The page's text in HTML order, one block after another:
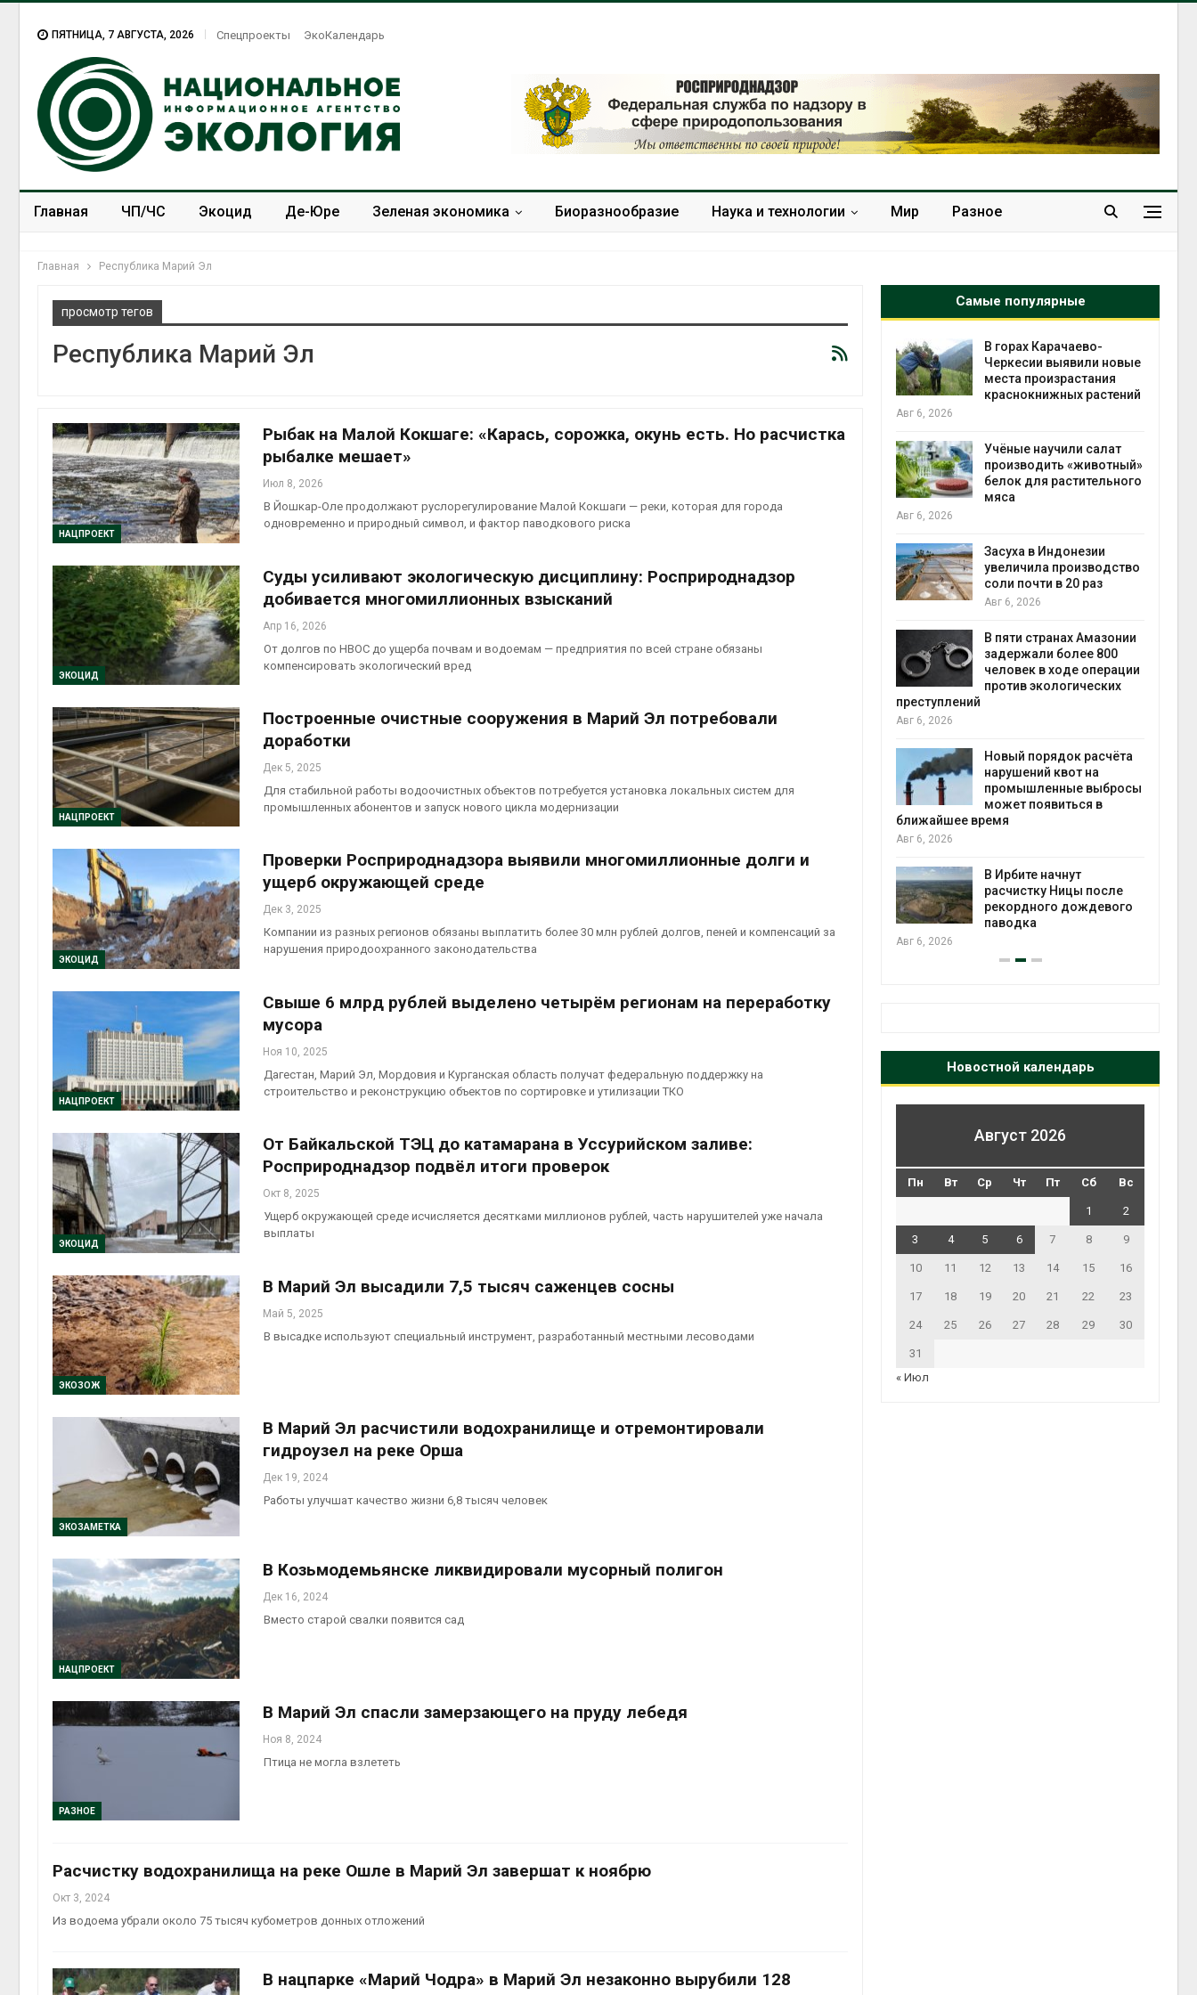
ПЯТНИЦА, 7 АВГУСТА, 2026 Спецпроекты ЭкоКалендарь
Главная ЧП/ЧС Экоцид Де-Юре Зеленая экономика Биоразнообразие Наука и технологии Мир Разное
Главная Республика Марий Эл
просмотр тегов
Республика Марий Эл
НАЦПРОЕКТ
Рыбак на Малой Кокшаге: «Карась, сорожка, окунь есть. Но расчистка
рыбалке мешает»
Июл 8, 2026
В Йошкар-Оле продолжают руслорегулирование Малой Кокшаги — реки, которая для города
одновременно и природный символ, и фактор паводкового риска
ЭКОЦИД
Суды усиливают экологическую дисциплину: Росприроднадзор
добивается многомиллионных взысканий
Апр 16, 2026
От долгов по НВОС до ущерба почвам и водоемам — предприятия по всей стране обязаны
компенсировать экологический вред
НАЦПРОЕКТ
Построенные очистные сооружения в Марий Эл потребовали
доработки
Дек 5, 2025
Для стабильной работы водоочистных объектов потребуется установка локальных систем для
промышленных абонентов и запуск нового цикла модернизации
ЭКОЦИД
Проверки Росприроднадзора выявили многомиллионные долги и
ущерб окружающей среде
Дек 3, 2025
Компании из разных регионов обязаны выплатить более 30 млн рублей долгов, пеней и компенсаций за
нарушения природоохранного законодательства
НАЦПРОЕКТ
Свыше 6 млрд рублей выделено четырём регионам на переработку
мусора
Ноя 10, 2025
Дагестан, Марий Эл, Мордовия и Курганская область получат федеральную поддержку на
строительство и реконструкцию объектов по сортировке и утилизации ТКО
ЭКОЦИД
От Байкальской ТЭЦ до катамарана в Уссурийском заливе:
Росприроднадзор подвёл итоги проверок
Окт 8, 2025
Ущерб окружающей среде исчисляется десятками миллионов рублей, часть нарушителей уже начала
выплаты
ЭКОЗОЖ
В Марий Эл высадили 7,5 тысяч саженцев сосны
Май 5, 2025
В высадке используют специальный инструмент, разработанный местными лесоводами
ЭКОЗАМЕТКА
В Марий Эл расчистили водохранилище и отремонтировали
гидроузел на реке Орша
Дек 19, 2024
Работы улучшат качество жизни 6,8 тысяч человек
НАЦПРОЕКТ
В Козьмодемьянске ликвидировали мусорный полигон
Дек 16, 2024
Вместо старой свалки появится сад
РАЗНОЕ
В Марий Эл спасли замерзающего на пруду лебедя
Ноя 8, 2024
Птица не могла взлететь
Расчистку водохранилища на реке Ошле в Марий Эл завершат к ноябрю
Окт 3, 2024
Из водоема убрали около 75 тысяч кубометров донных отложений
В нацпарке «Марий Чодра» в Марий Эл незаконно вырубили 128
Самые популярные
Авг 6, 2026
Авг 6, 2026
солнечных панелей для
бизнеса
Москвариум отметит 11-
летие трёхдневным
терроризме
Авг 5, 2026
использовать
израильской тюрьмы
Панамский канал вновь
ограничивает загрузку
Авг 6, 2026
экообменники для сбора
Учёные предложили
Авг 6, 2026
площадок запустят в
Европа теряет всё
Авг 6, 2026
В горах Карачаево-
Черкесии выявили новые
места произрастания
краснокнижных растений
Авг 6, 2026
Учёные научили салат
производить «животный»
белок для растительного
мяса
Авг 6, 2026
Засуха в Индонезии
увеличила производство
соли почти в 20 раз
Авг 6, 2026
В пяти странах Амазонии
задержали более 800
человек в ходе операции
против экологических
преступлений
Авг 6, 2026
Новый порядок расчёта
нарушений квот на
промышленные выбросы
может появиться в
ближайшее время
Авг 6, 2026
В Ирбите начнут
расчистку Ницы после
рекордного дождевого
паводка
Авг 6, 2026
Новостной календарь
Август 2026
Пн Вт Ср Чт Пт Сб Вс
1 2
3 4 5 6 7 8 9
10 11 12 13 14 15 16
17 18 19 20 21 22 23
24 25 26 27 28 29 30
31
« Июл